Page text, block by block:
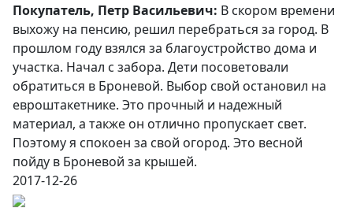
Покупатель, Петр Васильевич: В скором времени
выхожу на пенсию, решил перебраться за город. В
прошлом году взялся за благоустройство дома и
участка. Начал с забора. Дети посоветовали
обратиться в Броневой. Выбор свой остановил на
евроштакетнике. Это прочный и надежный
материал, а также он отлично пропускает свет.
Поэтому я спокоен за свой огород. Это весной
пойду в Броневой за крышей.
2017-12-26